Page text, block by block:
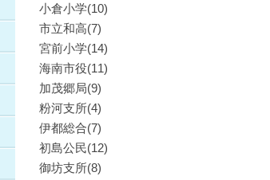
小倉小学(10)
市立和高(7)
宮前小学(14)
海南市役(11)
加茂郷局(9)
粉河支所(4)
伊都総合(7)
初島公民(12)
御坊支所(8)